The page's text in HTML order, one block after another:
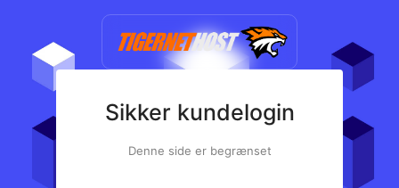
Sikker kundelogin
Denne side er begrænset